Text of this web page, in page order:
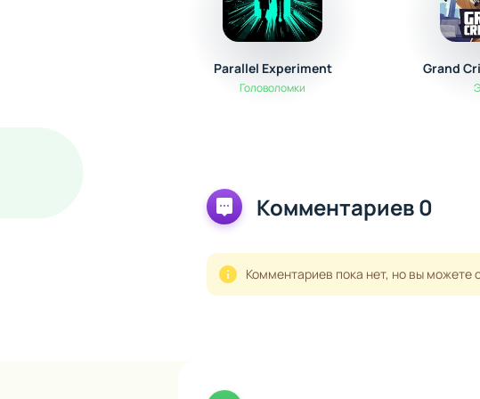
Parallel Experiment
Головоломки
Grand
Комментариев 0
Комментариев пока нет, но вы можете